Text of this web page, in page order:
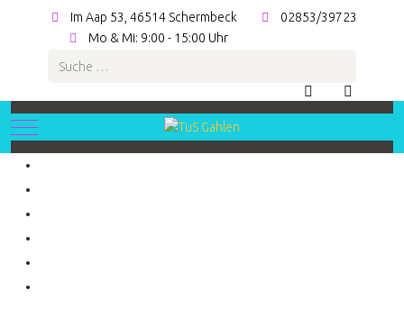
Im Aap 53, 46514 Schermbeck
02853/39723
Mo & Mi: 9:00 - 15:00 Uhr
Suchen
Mobile Menu Toggle